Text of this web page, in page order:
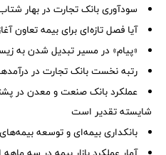
سودآوری بانک تجارت در بهار
آیا فصل تازه‌ای برای بیمه تعاون
«پیام» در مسیر تبدیل شدن به
رتبه نخست بانک تجارت در
عملکرد بانک صنعت و معدن در
شایسته تقدیر است
بانکداری بیمه‌ای و توسعه